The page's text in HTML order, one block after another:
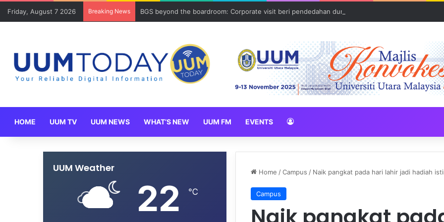
Friday, August 7 2026 Breaking News BGS beyond the boardroom: Corporate visit beri pendedahan dunia korporat kepada PELAJAR
HOME UUM TV UUM NEWS WHAT’S NEW UUM FM EVENTS
Home /Campus / Naik pangkat pada hari lahir jadi hadiah
Campus
UUM Weather
22 ℃